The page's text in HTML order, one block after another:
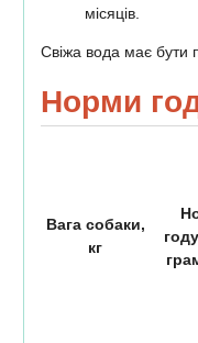
місяців.
Свіжа вода має бути
Норми
Вага собаки,
кг